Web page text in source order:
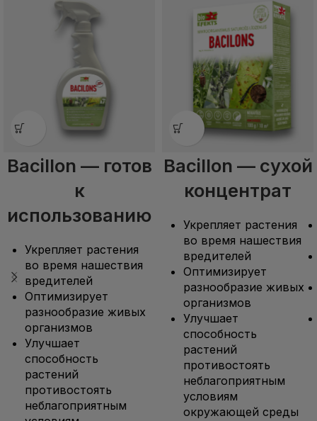
Bacillon — готов
к
использованию
Укрепляет растения
во время нашествия
вредителей
Оптимизирует
разнообразие живых
организмов
Улучшает
способность
растений
противостоять
неблагоприятным
Bacillon — сухой
концентрат
Укрепляет растения
во время нашествия
вредителей
Оптимизирует
разнообразие живых
организмов
Улучшает
способность
растений
противостоять
неблагоприятным
условиям
окружающей среды